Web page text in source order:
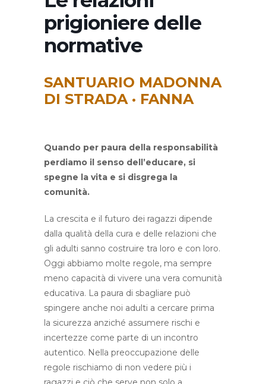
prigioniere delle
normative
SANTUARIO MADONNA
DI STRADA · FANNA
Quando per paura della responsabilità
perdiamo il senso dell’educare, si
spegne la vita e si disgrega la
comunità.
La crescita e il futuro dei ragazzi dipende
dalla qualità della cura e delle relazioni che
gli adulti sanno costruire tra loro e con loro.
Oggi abbiamo molte regole, ma sempre
meno capacità di vivere una vera comunità
educativa. La paura di sbagliare può
spingere anche noi adulti a cercare prima
la sicurezza anziché assumere rischi e
incertezze come parte di un incontro
autentico. Nella preoccupazione delle
regole rischiamo di non vedere più i